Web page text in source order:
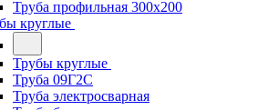
Труба профильная 300х200
круглые
Трубы круглые
Труба 09Г2С
Труба электросварная